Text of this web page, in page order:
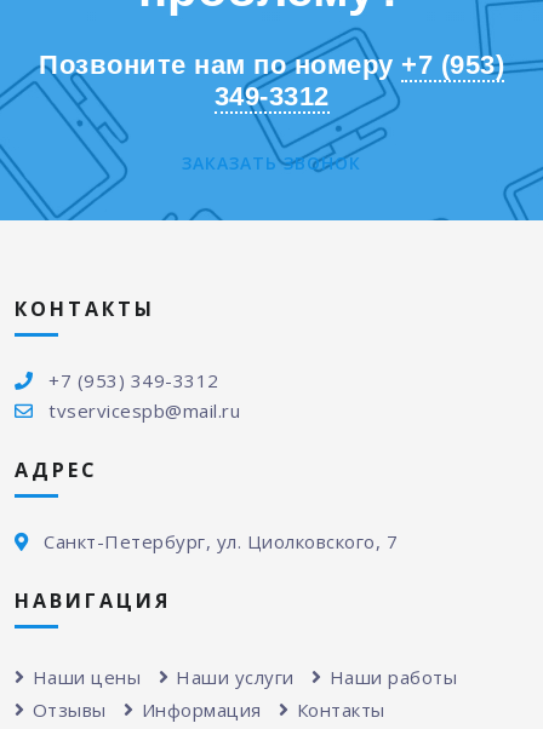
Позвоните нам по номеру +7 (953)
349-3312
ЗАКАЗАТЬ ЗВОНОК
КОНТАКТЫ
+7 (953) 349-3312
tvservicespb@mail.ru
АДРЕС
Санкт-Петербург, ул. Циолковского, 7
НАВИГАЦИЯ
Наши цены Наши услуги
Наши работы
Отзывы
Информация Контакты